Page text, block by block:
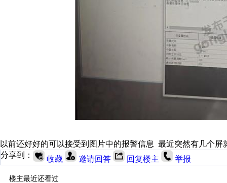
以前还好好的可以接受到图片中的报警信息 最近突然有几个屏
分享到：
收藏 邀请回答 回复楼主 举报
楼主最近还看过